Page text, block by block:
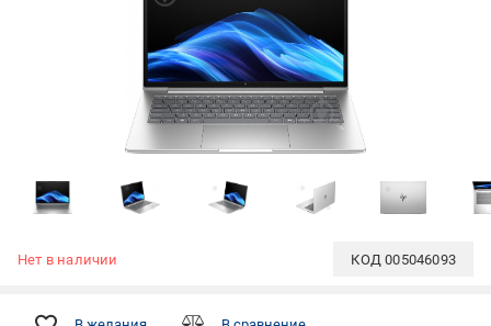
Нет в наличии КОД005046093